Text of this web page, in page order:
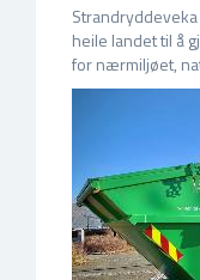
heile landet til å
for nærmiljøet,